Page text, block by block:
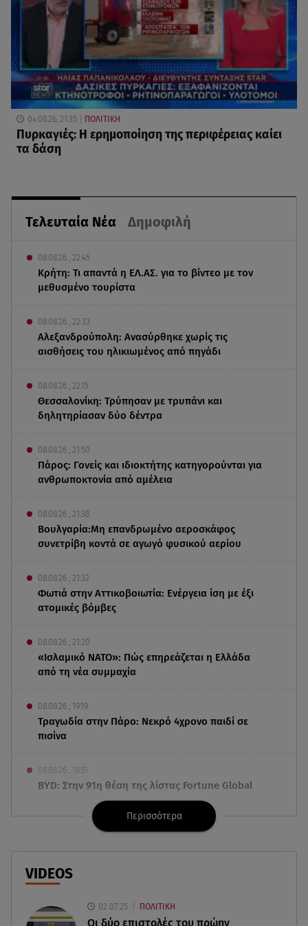
Τελευταία Νέα Δημοφιλή
08.08.26 , 22:45
Κρήτη: Τι απαντά η ΕΛ.ΑΣ. για το βίντεο με τον
μεθυσμένο τουρίστα
08.08.26 , 22:33
Αλεξανδρούπολη: Ανασύρθηκε χωρίς τις
αισθήσεις του ηλικιωμένος από πηγάδι
08.08.26 , 22:15
Θεσσαλονίκη: Τρύπησαν με τρυπάνι και
δηλητηρίασαν δύο δέντρα
08.08.26 , 21:50
Πάρος: Γονείς και ιδιοκτήτης κατηγορούνται για
ανθρωποκτονία από αμέλεια
08.08.26 , 21:38
Βουλγαρία:Μη επανδρωμένο αεροσκάφος
συνετρίβη κοντά σε αγωγό φυσικού αερίου
08.08.26 , 21:32
Φωτιά στην Αττικοβοιωτία: Ενέργεια ίση με έξι
ατομικές βόμβες
08.08.26 , 21:20
«Ισλαμικό ΝΑΤΟ»: Πώς επηρεάζεται η Ελλάδα
από τη νέα συμμαχία
08.08.26 , 19:19
Τραγωδία στην Πάρο: Νεκρό 4χρονο παιδί σε
πισίνα
08.08.26 , 18:51
BYD: Στην 91η θέση της λίστας Fortune Global
500 για το 2026
Εριέττα Κούρκουλου: Η συγκινητική ανάρτηση
Νεκρή μεγαλόσωμη αρκούδα στην Καστοριά,
Περισσότερα
VIDEOS
02.07.25 ΠΟΛΙΤΙΚΗ
Οι δύο επιστολές του πρώην
04.08.26, 21:35 ΠΟΛΙΤΙΚΗ
Πυρκαγιές: Η ερημοποίηση της περιφέρειας καίει
τα δάση